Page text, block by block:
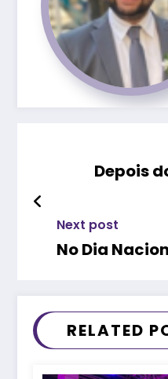
Depois
Next post
No Dia
RELATED